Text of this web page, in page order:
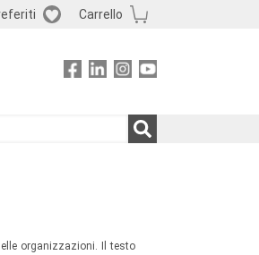
Carrello
organizzazioni. Il testo